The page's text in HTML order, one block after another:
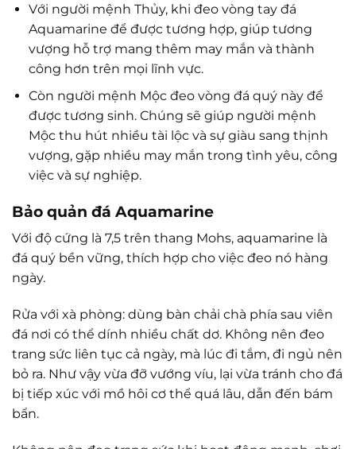
Với người mệnh Thủy, khi đeo vòng tay đá
Aquamarine để được tương hợp, giúp tương
vượng hỗ trợ mang thêm may mắn và thành
công hơn trên mọi lĩnh vực.
Còn người mệnh Mộc đeo vòng đá quý này để
được tương sinh. Chúng sẽ giúp người mệnh
Mộc thu hút nhiều tài lộc và sự giàu sang thịnh
vượng, gặp nhiều may mắn trong tình yêu, công
việc và sự nghiệp.
Bảo quản đá Aquamarine
Với độ cứng là 7,5 trên thang Mohs, aquamarine là
đá quý bền vững, thích hợp cho việc đeo nó hàng
ngày.
Rửa với xà phòng: dùng bàn chải chà phía sau viên
đá nơi có thể dính nhiều chất dơ. Không nên đeo
trang sức liên tục cả ngày, mà lúc đi tắm, đi ngủ nên
bỏ ra. Như vậy vừa đỡ vướng víu, lại vừa tránh cho đá
bị tiếp xúc với mồ hôi cơ thể quá lâu, dẫn đến bám
bẩn.